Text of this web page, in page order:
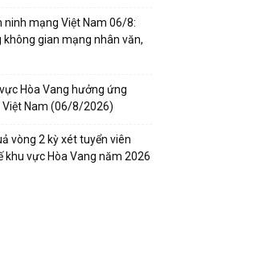
ninh mạng Việt Nam 06/8:
gian mạng nhân văn,
Hòa Vang hưởng ứng
Việt Nam (06/8/2026)
vòng 2 kỳ xét tuyển viên
khu vực Hòa Vang năm 2026